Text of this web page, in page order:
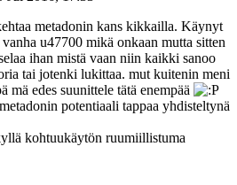
metadonin kans kikkailla. Käynyt
u47700 mikä onkaan mutta sitten
ihan mistä vaan niin kaikki sanoo
tai jotenki lukittaa. mut kuitenin meni
mä edes suunittele tätä enempää
potentiaali tappaa yhdisteltynä
kohtuukäytön ruumiillistuma